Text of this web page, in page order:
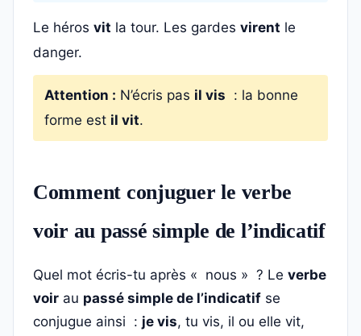
Le héros vit la tour. Les gardes virent le
danger.
Attention : N’écris pas il vis : la bonne
forme est il vit.
Comment conjuguer le verbe
voir au passé simple de l’indicatif
Quel mot écris-tu après « nous » ? Le verbe
voir au passé simple de l’indicatif se
conjugue ainsi : je vis, tu vis, il ou elle vit,